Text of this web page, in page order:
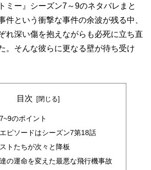
ミー』シーズン7～9のネタバレまと
件という衝撃な事件の余波が残る中、
れ深い傷を抱えながらも必死に立ち直
。そんな彼らに更なる壁が待ち受け
目次
のポイント
ピソードはシーズン7第18話
トたちが次々と降板
の運命を変えた最悪な飛行機事故